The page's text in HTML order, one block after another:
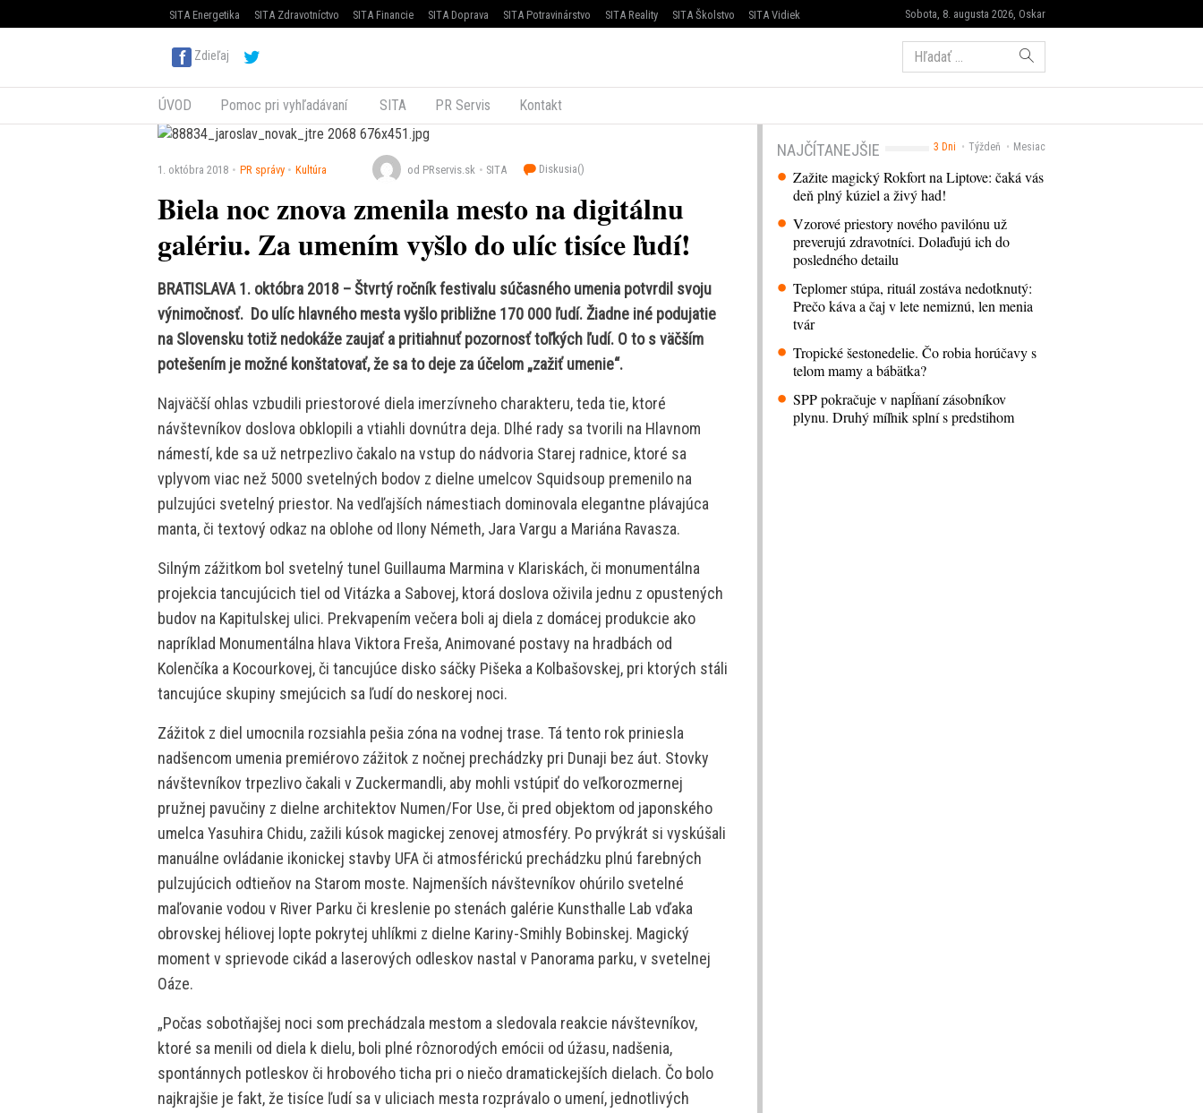
Sobota, 8. augusta 2026, Oskar
SITA Energetika SITA Zdravotníctvo SITA Financie SITA Doprava SITA Potravinárstvo SITA Reality SITA Školstvo SITA Vidiek
Zdieľaj Hľadať:
ÚVOD Pomoc pri vyhľadávaní SITA PR Servis Kontakt
1. októbra 2018 PR správy Kultúra od PRservis.sk SITA Diskusia()
Biela noc znova zmenila mesto na digitálnu
galériu. Za umením vyšlo do ulíc tisíce ľudí!
BRATISLAVA 1. októbra 2018 – Štvrtý ročník festivalu súčasného umenia potvrdil svoju
výnimočnosť. Do ulíc hlavného mesta vyšlo približne 170 000 ľudí. Žiadne iné podujatie
na Slovensku totiž nedokáže zaujať a pritiahnuť pozornosť toľkých ľudí. O to s väčším
potešením je možné konštatovať, že sa to deje za účelom „zažiť umenie“.
Najväčší ohlas vzbudili priestorové diela imerzívneho charakteru, teda tie, ktoré
návštevníkov doslova obklopili a vtiahli dovnútra deja. Dlhé rady sa tvorili na Hlavnom
námestí, kde sa už netrpezlivo čakalo na vstup do nádvoria Starej radnice, ktoré sa
vplyvom viac než 5000 svetelných bodov z dielne umelcov Squidsoup premenilo na
pulzujúci svetelný priestor. Na vedľajších námestiach dominovala elegantne plávajúca
manta, či textový odkaz na oblohe od Ilony Németh, Jara Vargu a Mariána Ravasza.
Silným zážitkom bol svetelný tunel Guillauma Marmina v Klariskách, či monumentálna
projekcia tancujúcich tiel od Vitázka a Sabovej, ktorá doslova oživila jednu z opustených
budov na Kapitulskej ulici. Prekvapením večera boli aj diela z domácej produkcie ako
napríklad Monumentálna hlava Viktora Freša, Animované postavy na hradbách od
Kolenčíka a Kocourkovej, či tancujúce disko sáčky Pišeka a Kolbašovskej, pri ktorých stáli
tancujúce skupiny smejúcich sa ľudí do neskorej noci.
Zážitok z diel umocnila rozsiahla pešia zóna na vodnej trase. Tá tento rok priniesla
nadšencom umenia premiérovo zážitok z nočnej prechádzky pri Dunaji bez áut. Stovky
návštevníkov trpezlivo čakali v Zuckermandli, aby mohli vstúpiť do veľkorozmernej
pružnej pavučiny z dielne architektov Numen/For Use, či pred objektom od japonského
umelca Yasuhira Chidu, zažili kúsok magickej zenovej atmosféry. Po prvýkrát si vyskúšali
manuálne ovládanie ikonickej stavby UFA či atmosférickú prechádzku plnú farebných
pulzujúcich odtieňov na Starom moste. Najmenších návštevníkov ohúrilo svetelné
maľovanie vodou v River Parku či kreslenie po stenách galérie Kunsthalle Lab vďaka
obrovskej héliovej lopte pokrytej uhlíkmi z dielne Kariny-Smihly Bobinskej. Magický
moment v sprievode cikád a laserových odleskov nastal v Panorama parku, v svetelnej
Oáze.
„Počas sobotňajšej noci som prechádzala mestom a sledovala reakcie návštevníkov,
ktoré sa menili od diela k dielu, boli plné rôznorodých emócii od úžasu, nadšenia,
spontánnych potleskov či hrobového ticha pri o niečo dramatickejších dielach. Čo bolo
najkrajšie je fakt, že tisíce ľudí sa v uliciach mesta rozprávalo o umení, jednotlivých
3 Dni Týždeň Mesiac
NAJČÍTANEJŠIE
Zažite magický Rokfort na Liptove: čaká vás
deň plný kúziel a živý had!
Vzorové priestory nového pavilónu už
preverujú zdravotníci. Dolaďujú ich do
posledného detailu
Teplomer stúpa, rituál zostáva nedotknutý:
Prečo káva a čaj v lete nemiznú, len menia
tvár
Tropické šestonedelie. Čo robia horúčavy s
telom mamy a bábätka?
SPP pokračuje v napĺňaní zásobníkov
plynu. Druhý míľnik splní s predstihom